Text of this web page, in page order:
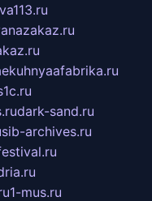
dark-sand.ru
sib-archives.ru
1-mus.ru